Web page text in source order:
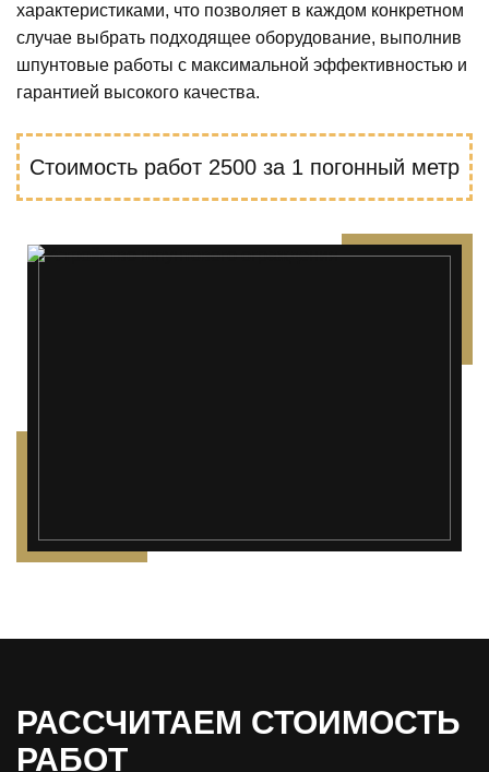
характеристиками, что позволяет в каждом конкретном
случае выбрать подходящее оборудование, выполнив
шпунтовые работы с максимальной эффективностью и
гарантией высокого качества.
Стоимость работ 2500 за 1 погонный метр
РАССЧИТАЕМ СТОИМОСТЬ
РАБОТ